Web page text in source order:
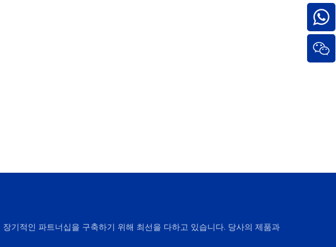
기적인 파트너십을 구축하기 위해 최선을 다하고 있습니다. 당사의 제품과